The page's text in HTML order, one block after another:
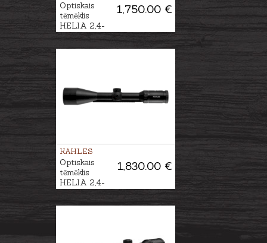
1,750.00 €
Optiskais
tēmēklis
HELIA 2,4-
12x56i #4-Dot
KAHLES
1,830.00 €
Optiskais
tēmēklis
HELIA 2,4-